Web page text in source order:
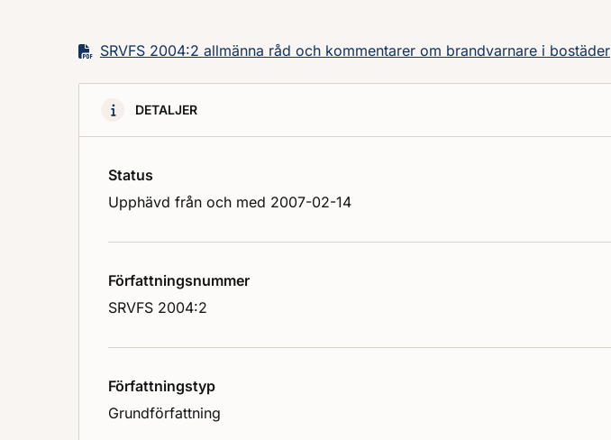
SRVFS 2004:2 allmänna råd och kommentarer om brandvarnare i bostäder
DETALJER
Status
Upphävd från och med 2007-02-14
Författningsnummer
SRVFS 2004:2
Författningstyp
Grundförfattning